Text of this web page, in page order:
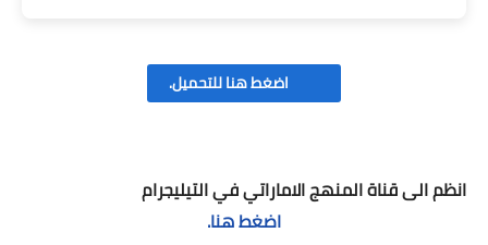
اضغط هنا للتحميل.
انظم الى قناة المنهج الاماراتي في التيليجرام
اضغط هنا.